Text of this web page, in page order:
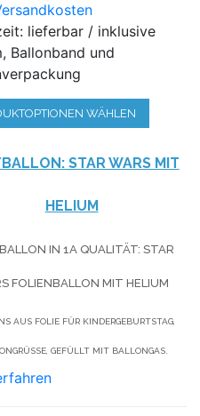
lieferbar / inklusive
Ballonband und
WÄHLEN
STAR WARS MIT
HELIUM
IN 1A QUALITÄT: STAR
FOLIENBALLON MIT HELIUM
AUS FOLIE FÜR KINDERGEBURTSTAG,
GEFÜLLT MIT BALLONGAS.